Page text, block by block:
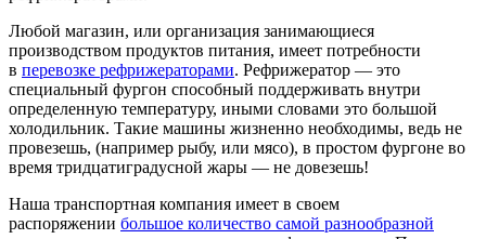
Любой магазин, или организация занимающиеся
производством продуктов питания, имеет потребности
в перевозке рефрижераторами. Рефрижератор — это
специальный фургон способный поддерживать внутри
определенную температуру, иными словами это большой
холодильник. Такие машины жизненно необходимы, ведь не
провезешь, (например рыбу, или мясо), в простом фургоне во
время тридцатиградусной жары — не довезешь!
Наша транспортная компания имеет в своем
распоряжении большое количество самой разнообразной